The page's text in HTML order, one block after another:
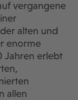
vergangene
alten und
enorme
Jahren erlebt
allen